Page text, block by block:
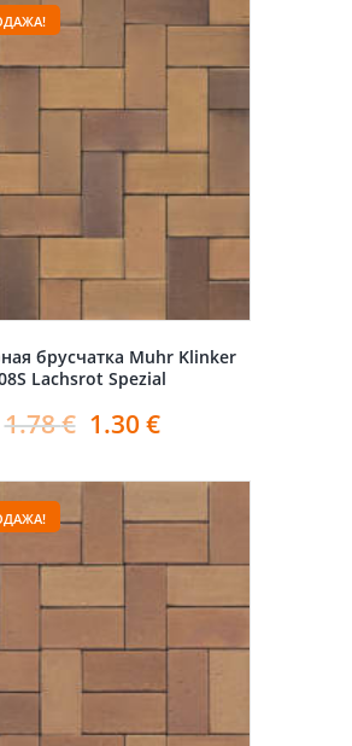
брусчатка Muhr Klinker
Lachsrot Spezial
1.78€ 1.30 €